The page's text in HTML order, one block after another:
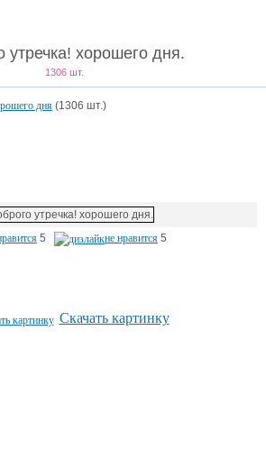
утречка! хорошего дня.
1306 шт.
дня (1306 шт.)
5 не нравится 5
Скачать картинку